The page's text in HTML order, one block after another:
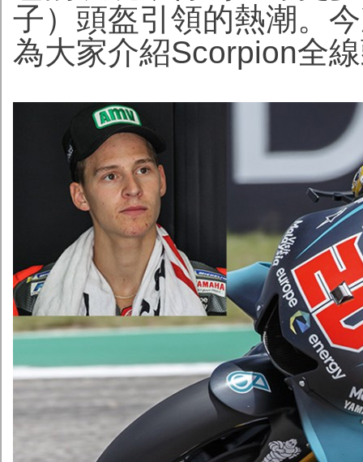
子）頭盔引領的熱潮。
為大家介紹Scorpion全